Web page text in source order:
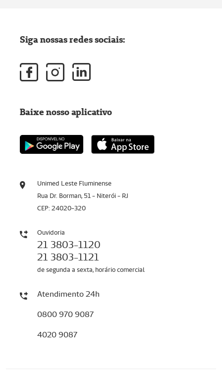
Unimed Leste Fluminense
Rua Dr. Borman, 51 - Niterói - RJ
CEP: 24020-320
Ouvidoria
21 3803-1120
21 3803-1121
de segunda a sexta, horário comercial
Atendimento 24h
0800 970 9087
4020 9087
Siga nossas redes sociais:
Baixe nosso aplicativo